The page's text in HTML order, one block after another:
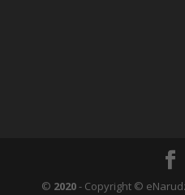
© 2020- Copyright ©